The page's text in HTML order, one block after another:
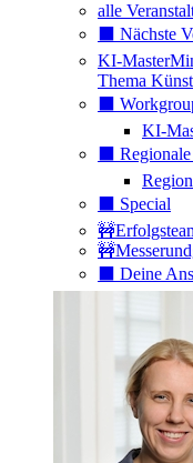
alle
⬛️ Nächste
KI-
Thema
⬛️
KI-
⬛️
⬛️ Special
⬛️ Deine